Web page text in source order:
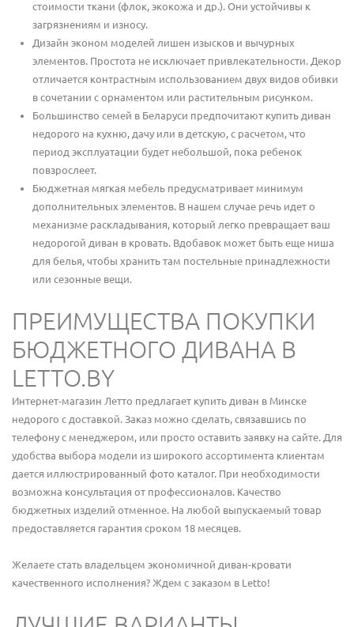
стоимости ткани (флок, экокожа и др.). Они устойчивы к
загрязнениям и износу.
Дизайн эконом моделей лишен изысков и вычурных
элементов. Простота не исключает привлекательности. Декор
отличается контрастным использованием двух видов обивки
в сочетании с орнаментом или растительным рисунком.
Большинство семей в Беларуси предпочитают купить диван
недорого на кухню, дачу или в детскую, с расчетом, что
период эксплуатации будет небольшой, пока ребенок
повзрослеет.
Бюджетная мягкая мебель предусматривает минимум
дополнительных элементов. В нашем случае речь идет о
механизме раскладывания, который легко превращает ваш
недорогой диван в кровать. Вдобавок может быть еще ниша
для белья, чтобы хранить там постельные принадлежности
или сезонные вещи.
ПРЕИМУЩЕСТВА ПОКУПКИ
БЮДЖЕТНОГО ДИВАНА В
LETTO.BY
Интернет-магазин Летто предлагает купить диван в Минске
недорого с доставкой. Заказ можно сделать, связавшись по
телефону с менеджером, или просто оставить заявку на сайте. Для
удобства выбора модели из широкого ассортимента клиентам
дается иллюстрированный фото каталог. При необходимости
возможна консультация от профессионалов. Качество
бюджетных изделий отменное. На любой выпускаемый товар
предоставляется гарантия сроком 18 месяцев.
Желаете стать владельцем экономичной диван-кровати
качественного исполнения? Ждем с заказом в Letto!